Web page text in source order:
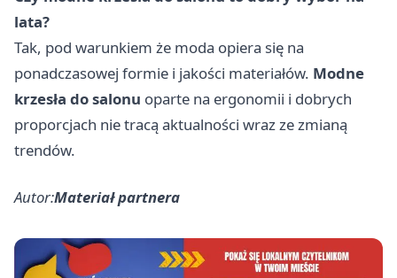
lata?
Tak, pod warunkiem że moda opiera się na
ponadczasowej formie i jakości materiałów. Modne
krzesła do salonu oparte na ergonomii i dobrych
proporcjach nie tracą aktualności wraz ze zmianą
trendów.
Autor:Materiał partnera